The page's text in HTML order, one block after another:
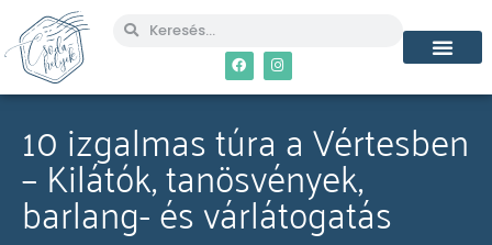
10 izgalmas túra a Vértesben
– Kilátók, tanösvények,
barlang- és várlátogatás